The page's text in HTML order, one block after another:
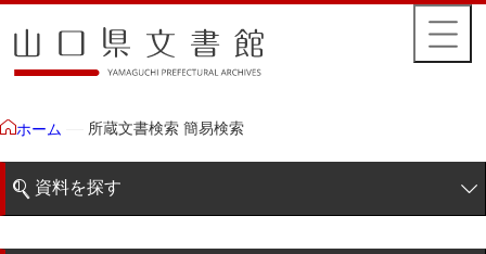
ホーム 所蔵文書検索 簡易検索
資料を探す